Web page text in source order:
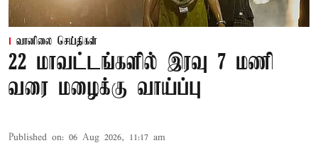
வானிலை செய்திகள்
22 மாவட்டங்களில் இரவு 7 மணி
வரை மழைக்கு வாய்ப்பு
Published on: 06 Aug 2026, 11:17 am